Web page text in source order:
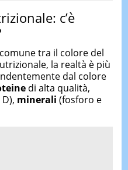
c’è
tra il colore del
la realtà è più
dal colore
di alta qualità,
minerali (fosforo e